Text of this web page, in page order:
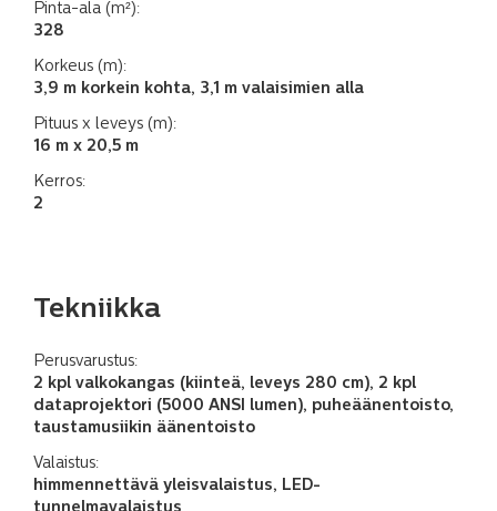
Pinta-ala (m²):
328
Korkeus (m):
3,9 m korkein kohta, 3,1 m valaisimien alla
Pituus x leveys (m):
16 m x 20,5 m
Kerros:
2
Tekniikka
Perusvarustus:
2 kpl valkokangas (kiinteä, leveys 280 cm), 2 kpl
dataprojektori (5000 ANSI lumen), puheäänentoisto,
taustamusiikin äänentoisto
Valaistus:
himmennettävä yleisvalaistus, LED-